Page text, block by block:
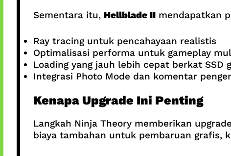
Sementara itu, Hellblade IImendapatkan
Ray tracing untuk pencahayaan realistis
Optimalisasi performa untuk gameplay
Loading yang jauh lebih cepat berkat SSD
Integrasi Photo Mode dan komentar
Kenapa Upgrade Ini Penting
Langkah Ninja Theory memberikan
biaya tambahan untuk pembaruan grafis,